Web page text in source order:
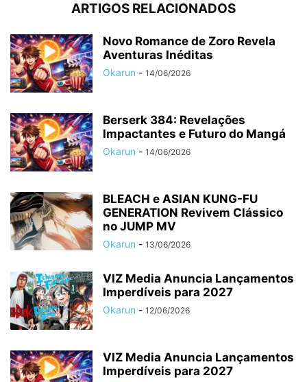
ARTIGOS RELACIONADOS
Novo Romance de Zoro Revela
Aventuras Inéditas
Okarun - 14/06/2026
Berserk 384: Revelações
Impactantes e Futuro do Mangá
Okarun - 14/06/2026
BLEACH e ASIAN KUNG-FU
GENERATION Revivem Clássico
no JUMP MV
Okarun - 13/06/2026
VIZ Media Anuncia Lançamentos
Imperdíveis para 2027
Okarun - 12/06/2026
VIZ Media Anuncia Lançamentos
Imperdíveis para 2027